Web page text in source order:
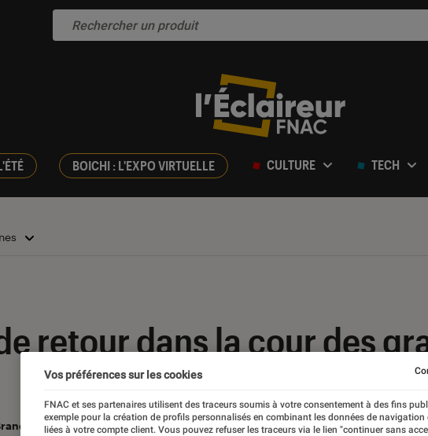
BOICHI : L'EXPO VIRTUELLE CULTURE TECH
retour dans la cour des
Vos préférences sur les cookies
FNAC et ses partenaires utilisent des traceurs soumis à votre consentement à des fins
exemple pour la création de profils personnalisés en combinant les données de navigation
liées à votre compte client. Vous pouvez refuser les traceurs via le lien "continuer sans